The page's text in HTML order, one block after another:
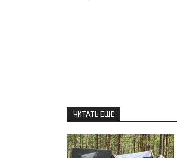
ЧИТАТЬ ЕЩЕ